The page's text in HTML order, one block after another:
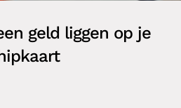
geld liggen op je